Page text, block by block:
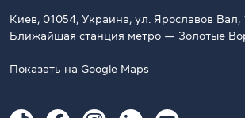
Киев, 01054, Украина, ул. Ярославов Вал,
Ближайшая станция метро — Золотые
Показать на Google Maps